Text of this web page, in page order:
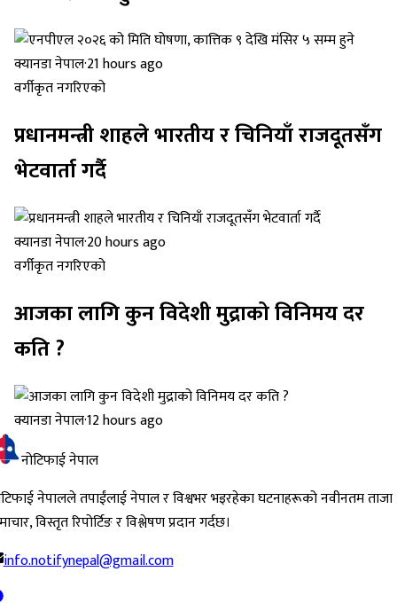
क्यानडा नेपाल·21 hours ago
वर्गीकृत नगरिएको
प्रधानमन्त्री शाहले भारतीय र चिनियाँ राजदूतसँग
भेटवार्ता गर्दै
क्यानडा नेपाल·20 hours ago
वर्गीकृत नगरिएको
आजका लागि कुन विदेशी मुद्राको विनिमय दर
कति ?
क्यानडा नेपाल·12 hours ago
नोटिफाई नेपाल
नेपालले तपाईंलाई नेपाल र विश्वभर भइरहेका घटनाहरूको नवीनतम ताजा
विस्तृत रिपोर्टिङ र विश्लेषण प्रदान गर्दछ।
info.notifynepal@gmail.com